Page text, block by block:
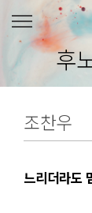
본문 바로가기
후
조찬우
느리더라도